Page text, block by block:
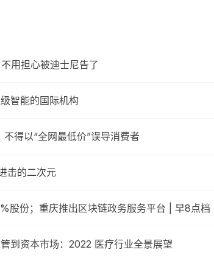
用担心被迪士尼告了
智能的国际机构
不得以“全网最低价”误导消费者
击的二次元
股份；重庆推出区块链政务服务平台 | 早8点档
到资本市场：2022 医疗行业全景展望